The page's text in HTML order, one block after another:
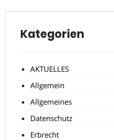
Kategorien
AKTUELLES
Allgemein
Allgemeines
Datenschutz
Erbrecht